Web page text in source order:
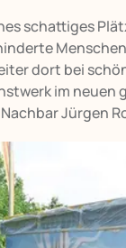
schattiges
dort bei
im neuen
Jürgen